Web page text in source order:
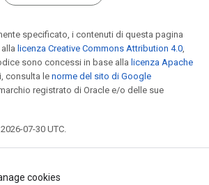
specificato, i contenuti di questa pagina
licenza Creative Commons Attribution 4.0,
sono concessi in base alla licenza Apache
consulta lenorme del sito di Google
registrato di Oracle e/o delle sue
07-30 UTC.
cookies